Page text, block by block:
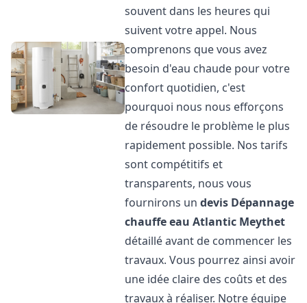
souvent dans les heures qui
suivent votre appel. Nous
comprenons que vous avez
besoin d'eau chaude pour votre
confort quotidien, c'est
pourquoi nous nous efforçons
de résoudre le problème le plus
rapidement possible. Nos tarifs
sont compétitifs et
transparents, nous vous
fournirons undevis Dépannage
chauffe eau Atlantic Meythet
détaillé avant de commencer les
travaux. Vous pourrez ainsi avoir
une idée claire des coûts et des
travaux à réaliser. Notre équipe